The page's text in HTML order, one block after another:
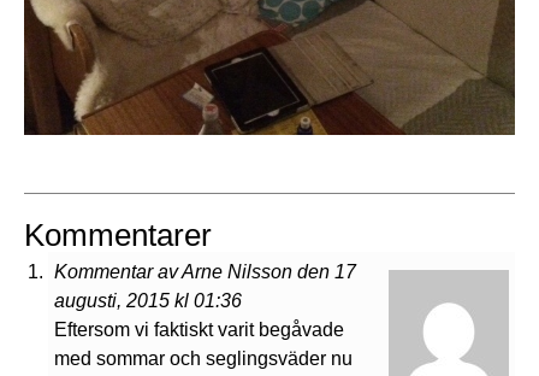
Kommentarer
Kommentar av Arne Nilsson den 17
augusti, 2015 kl 01:36
Eftersom vi faktiskt varit begåvade
med sommar och seglingsväder nu